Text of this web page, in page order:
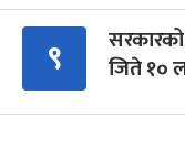
९
जिते १०